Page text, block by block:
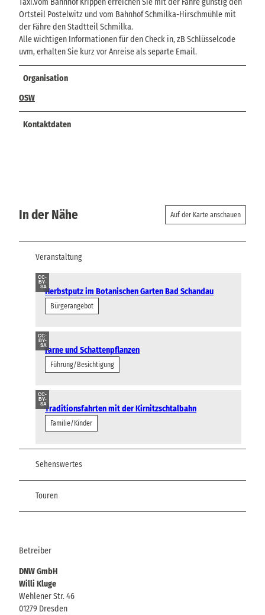
Taxi.Vom Bahnhof Krippen erreichen Sie mit der Fähre günstig den
Ortsteil Postelwitz und vom Bahnhof Schmilka-Hirschmühle mit
der Fähre den Stadtteil Schmilka.
Alle wichtigen Informationen für den Check in, zB Schlüsselcode
uvm, erhalten Sie kurz vor Anreise als separte Email.
Organisation
OSW
Kontaktdaten
In der Nähe Auf der Karte anschauen
Veranstaltung
CC-
BY-
SAHerbstputz im Botanischen Garten Bad Schandau
Bürgerangebot
CC-
BY-
SAFarne und Schattenpflanzen
Führung/Besichtigung
CC-
BY-
SATraditionsfahrten mit der Kirnitzschtalbahn
Familie/Kinder
Sehenswertes
Touren
Betreiber
DNW GmbH
Willi Kluge
Wehlener Str. 46
01279 Dresden